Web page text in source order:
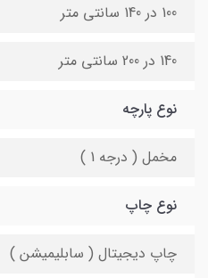
100 در 140 سانتی متر
140 در 200 سانتی متر
نوع پارچه
مخمل ( درجه 1 )
نوع چاپ
چاپ دیجیتال ( سابلیمیشن )